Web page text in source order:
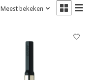
Meest bekeken